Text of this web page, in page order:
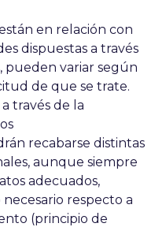
en relación con
dispuestas a través
pueden variar según
de que se trate.
través de la
recabarse distintas
aunque siempre
adecuados,
respecto a
(principio de